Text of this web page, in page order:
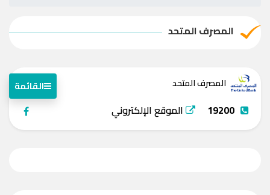
المصرف المتحد
المصرف المتحد القائمة
19200 الموقع الإلكتروني